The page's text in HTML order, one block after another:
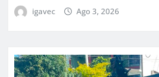
igavec Ago 3, 2026